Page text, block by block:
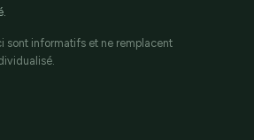
sont informatifs et ne remplacent